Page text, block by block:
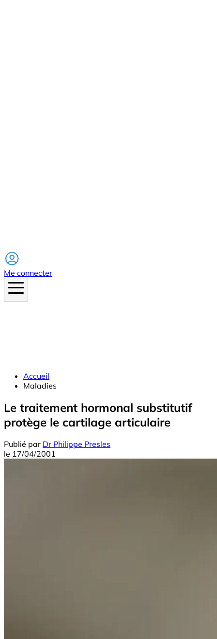
Me connecter
Accueil
Maladies
Le traitement hormonal substitutif
protège le cartilage articulaire
Publié par Dr Philippe Presles
le 17/04/2001